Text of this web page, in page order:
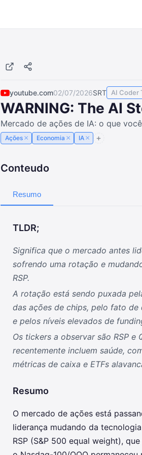
youtube.com02/07/2026SRT AI Coder
WARNING: The AI
Mercado de ações de IA: o que
Ações × Economia × IA ×
Conteudo
Resumo
TLDR;
Significa que o mercado antes
sofrendo uma rotação e
RSP.
A rotação está sendo puxada
das ações de chips, pelo fato
e pelos níveis elevados de
Os tickers a observar são RSP e
recentemente incluem saúde,
métricas de caixa e ETFs
Resumo
O mercado de ações está
liderança mudando da
RSP (S&P 500 equal weight),